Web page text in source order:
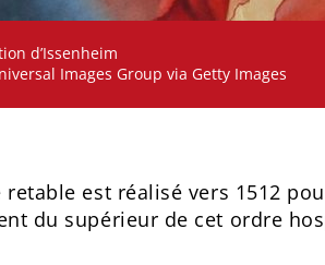
La Résurrection d’Issenheim
Images Group via Getty Images
retable est réalisé vers 1512
du supérieur de cet ordre